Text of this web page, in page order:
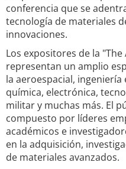
conferencia que se
tecnología de materiales
innovaciones.
Los expositores de la
representan un amplio
la aeroespacial,
química, electrónica,
militar y muchas más. El
compuesto por líderes
académicos e
en la adquisición,
de materiales avanzados.